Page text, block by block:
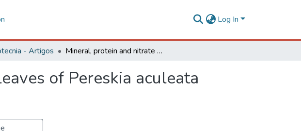
Log In
- Artigos Mineral, protein and nitrate contents in leaves of Pereskia aculeata subjected to nitrogen fertilization
of Pereskia aculeata